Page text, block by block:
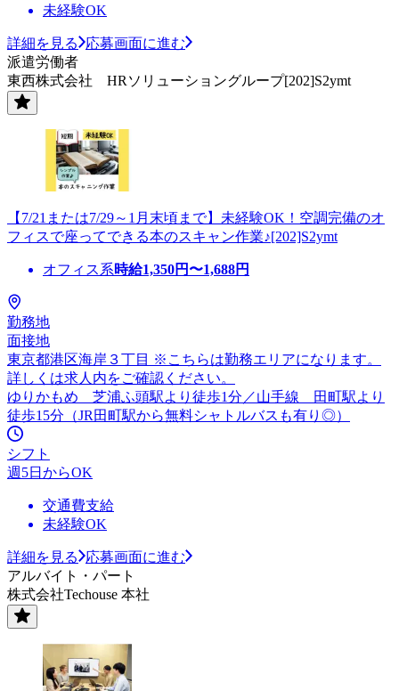
未経験OK
詳細を見る
応募画面に進む
派遣労働者
東西株式会社 HRソリューショングループ[202]S2ymt
【7/21または7/29～1月末頃まで】未経験OK！空調完備のオ
フィスで座ってできる本のスキャン作業♪[202]S2ymt
オフィス系時給1,350円〜1,688円
勤務地
面接地
東京都港区海岸３丁目 ※こちらは勤務エリアになります。
詳しくは求人内をご確認ください。
ゆりかもめ 芝浦ふ頭駅より徒歩1分／山手線 田町駅より
徒歩15分（JR田町駅から無料シャトルバスも有り◎）
シフト
週5日からOK
交通費支給
未経験OK
詳細を見る
応募画面に進む
アルバイト・パート
株式会社Techouse 本社